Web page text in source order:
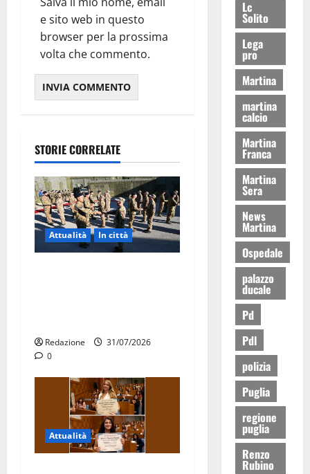
e sito web in questo
browser per la prossima
volta che commento.
STORIE CORRELATE
Attualità In città
Redazione
31/07/2026
0
Attualità
Lc
Solito
Lega
pro
Martina
martina
calcio
Martina
Franca
Martina
Sera
News
Martina
Ospedale
palazzo
ducale
Pd
Pdl
polizia
Puglia
regione
puglia
Renzo
Rubino